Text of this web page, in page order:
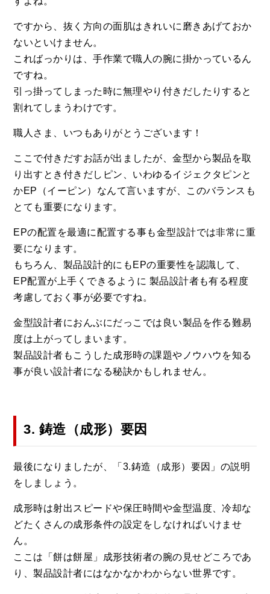
ですから、抜く方向の面肌はきれいに磨きあげておか
ないといけません。
こればっかりは、手作業で職人の腕に掛かっているん
ですね。
引っ掛ってしまった時に無理やり付きだしたりすると
割れてしまうわけです。
職人さま、いつもありがとうございます！
ここで付きだすお話が出ましたが、金型から製品を取
り出すとき付きだしピン、いわゆるイジェクタピンと
かEP（イーピン）なんて言いますが、このバランスも
とても重要になります。
EPの配置を最適に配置する事も金型設計では非常に重
要になります。
もちろん、製品設計的にもEPの重要性を認識して、
EP配置が上手くできるように 製品設計者も有る程度
考慮しておく事が必要ですね。
金型設計者におんぶにだっこでは良い製品を作る難易
度は上がってしまいます。
製品設計者もこうした成形時の課題やノウハウを知る
事が良い設計者になる秘訣かもしれません。
3. 鋳造（成形）要因
最後になりましたが、「3.鋳造（成形）要因」の説明
をしましょう。
成形時は射出スピードや保圧時間や金型温度、冷却な
どたくさんの成形条件の設定をしなければいけませ
ん。
ここは「餅は餅屋」成形技術者の腕の見せどころであ
り、製品設計者にはなかなかわからない世界です。